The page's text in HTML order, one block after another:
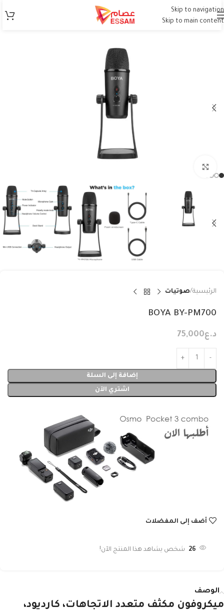
Skip to navigation
Skip to main content
الرئيسية صوتيات
BOYA BY-PM700
د.ع75,000
إضافة إلى السلة
اشتري الآن
أضف إلى المفضلات
26 شخص يشاهد هذا المنتج الآن!
الوصف
ميكروفون مكثف متعدد الاتجاهات، كارديود،